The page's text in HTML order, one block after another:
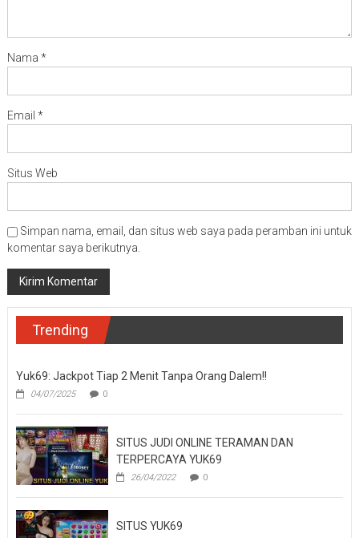
Nama *
Email *
Situs Web
Simpan nama, email, dan situs web saya pada peramban ini untuk
komentar saya berikutnya.
Trending
Yuk69: Jackpot Tiap 2 Menit Tanpa Orang Dalem!!
04/07/2025 0
SITUS JUDI ONLINE TERAMAN DAN
TERPERCAYA YUK69
26/04/2022 0
SITUS YUK69